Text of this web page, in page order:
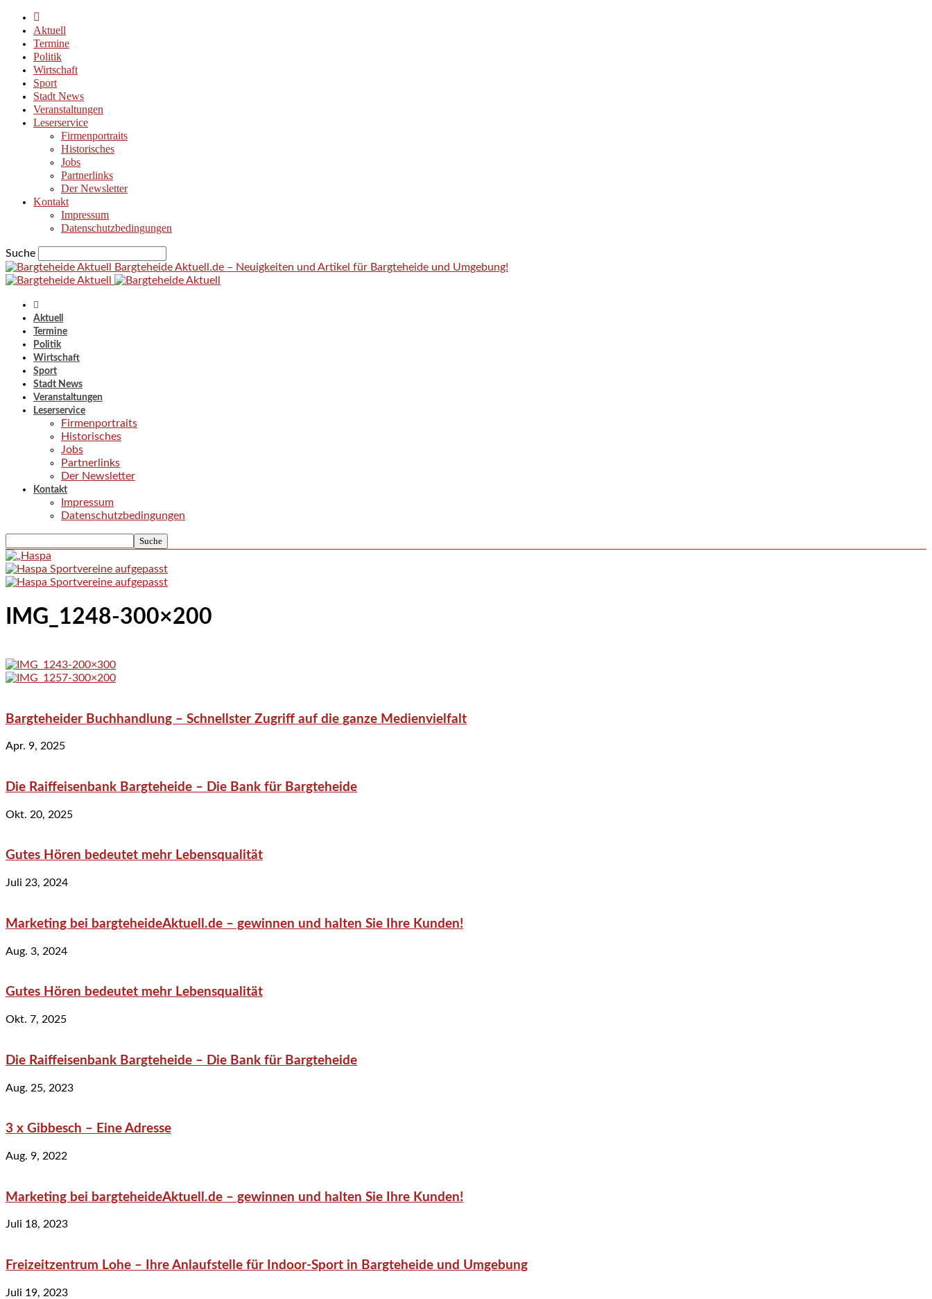
Aktuell
Termine
Politik
Wirtschaft
Sport
Stadt News
Veranstaltungen
Leserservice
Firmenportraits
Historisches
Jobs
Partnerlinks
Der Newsletter
Kontakt
Impressum
Datenschutzbedingungen
Suche
Bargteheide Aktuell.de – Neuigkeiten und Artikel für Bargteheide und Umgebung!
Aktuell
Termine
Politik
Wirtschaft
Sport
Stadt News
Veranstaltungen
Leserservice
Firmenportraits
Historisches
Jobs
Partnerlinks
Der Newsletter
Kontakt
Impressum
Datenschutzbedingungen
IMG_1248-300×200
Bargteheider Buchhandlung – Schnellster Zugriff auf die ganze Medienvielfalt
Apr. 9, 2025
Die Raiffeisenbank Bargteheide – Die Bank für Bargteheide
Okt. 20, 2025
Gutes Hören bedeutet mehr Lebensqualität
Juli 23, 2024
Marketing bei bargteheideAktuell.de – gewinnen und halten Sie Ihre Kunden!
Aug. 3, 2024
Gutes Hören bedeutet mehr Lebensqualität
Okt. 7, 2025
Die Raiffeisenbank Bargteheide – Die Bank für Bargteheide
Aug. 25, 2023
3 x Gibbesch – Eine Adresse
Aug. 9, 2022
Marketing bei bargteheideAktuell.de – gewinnen und halten Sie Ihre Kunden!
Juli 18, 2023
Freizeitzentrum Lohe – Ihre Anlaufstelle für Indoor-Sport in Bargteheide und Umgebung
Juli 19, 2023